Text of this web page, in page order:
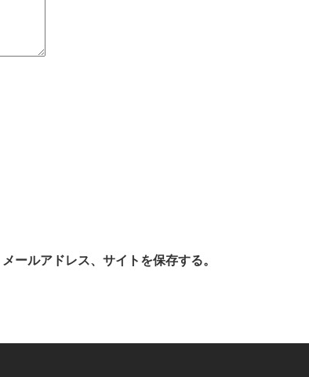
ールアドレス、サイトを保存する。